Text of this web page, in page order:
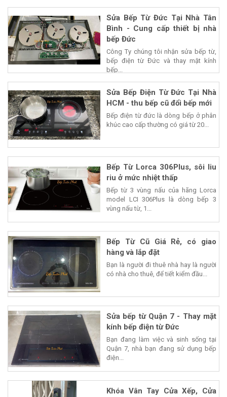
Sửa Bếp Từ Đức Tại Nhà Tân
Bình - Cung cấp thiết bị nhà
bếp Đức
Công Ty chúng tôi nhận sửa bếp từ,
bếp điện từ Đức và thay mặt kính
bếp...
Sửa Bếp Điện Từ Đức Tại Nhà
HCM - thu bếp cũ đổi bếp mới
Bếp điện từ đức là dòng bếp ở phân
khúc cao cấp thường có giá từ 20...
Bếp Từ Lorca 306Plus, sôi liu
riu ở mức nhiệt thấp
Bếp từ 3 vùng nấu của hãng Lorca
model LCI 306Plus là dòng bếp 3
vùng nấu từ, 1...
Bếp Từ Cũ Giá Rẻ, có giao
hàng và lắp đặt
Bạn là người đi thuê nhà hay là người
có nhà cho thuê, để tiết kiểm đầu...
Sửa bếp từ Quận 7 - Thay mặt
kính bếp điện từ Đức
Bạn đang làm việc và sinh sống tại
Quận 7, nhà bạn đang sử dụng bếp
điện...
Khóa Vân Tay Cửa Xếp, Cửa